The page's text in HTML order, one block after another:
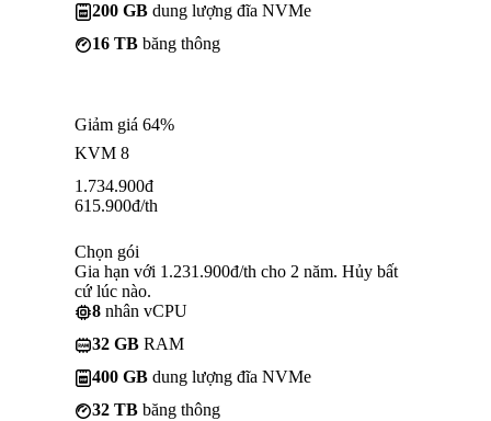
200 GB dung lượng đĩa NVMe
16 TB băng thông
Giảm giá 64%
KVM 8
1.734.900đ
615.900đ/th
Chọn gói
Gia hạn với 1.231.900đ/th cho 2 năm. Hủy bất
cứ lúc nào.
8 nhân vCPU
32 GB RAM
400 GB dung lượng đĩa NVMe
32 TB băng thông